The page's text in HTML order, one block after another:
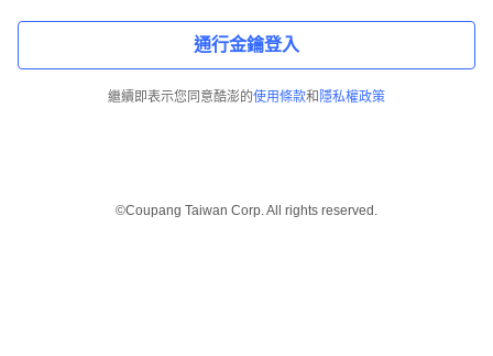
通行金鑰登入
繼續即表示您同意酷澎的使用條款和 隱私權政策
©Coupang Taiwan Corp. All rights reserved.